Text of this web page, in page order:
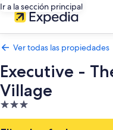
Ir a la sección principal
Ver todas las propiedades
Executive -
Village
Propiedad
de